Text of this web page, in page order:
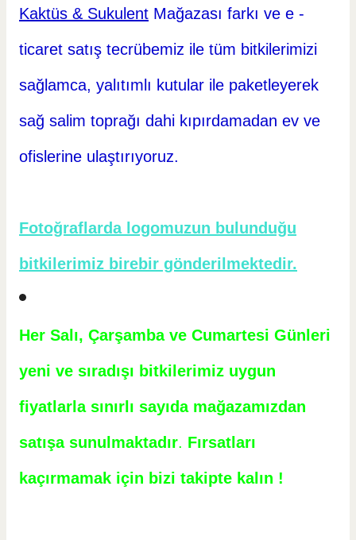
Kaktüs & Sukulent Mağazası farkı ve e -
ticaret satış tecrübemiz ile tüm bitkilerimizi
sağlamca, yalıtımlı kutular ile paketleyerek
sağ salim toprağı dahi kıpırdamadan ev ve
ofislerine ulaştırıyoruz.
Fotoğraflarda logomuzun bulunduğu
bitkilerimiz birebir gönderilmektedir.
Her Salı, Çarşamba ve Cumartesi Günleri
yeni ve sıradışı bitkilerimiz uygun
fiyatlarla sınırlı sayıda mağazamızdan
satışa sunulmaktadır. Fırsatları
kaçırmamak için bizi takipte kalın !